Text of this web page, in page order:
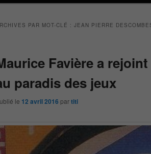
PAR MOT-CLÉ : JEAN PIERRE
Favière a
paradis des jeux
le 12 avril 2016 partiti